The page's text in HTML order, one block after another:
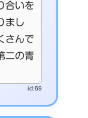
合いを
まし
さんで
二の青
id:69